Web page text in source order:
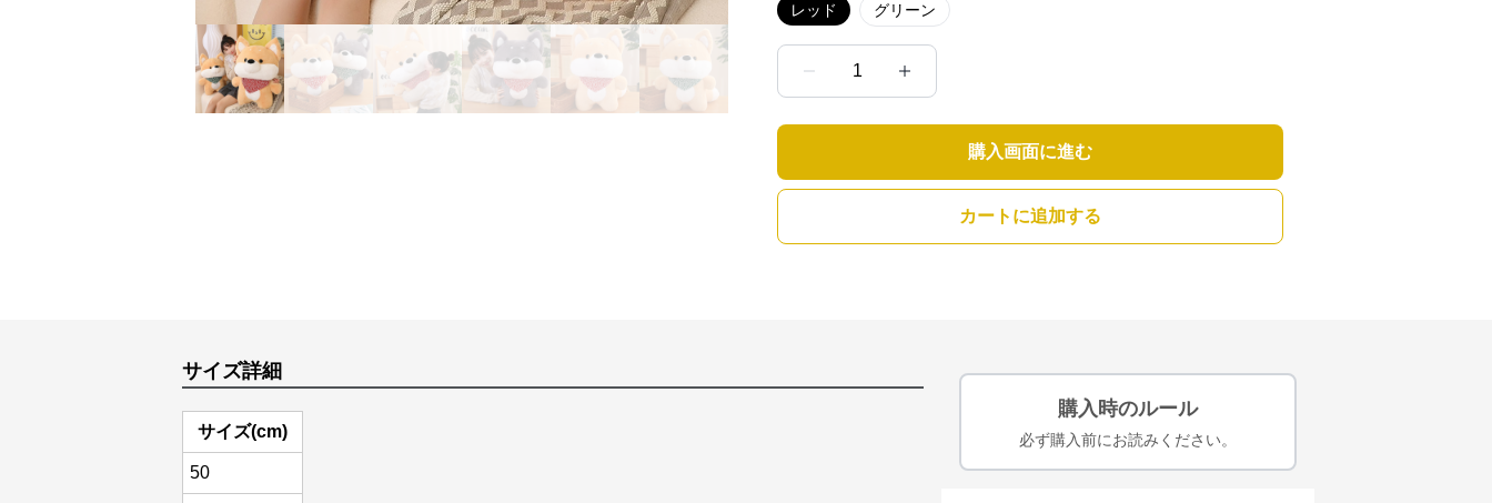
レッド グリーン
1
購入画面に進む
カートに追加する
サイズ詳細
サイズ(cm)
50
購入時のルール
必ず購入前にお読みください。